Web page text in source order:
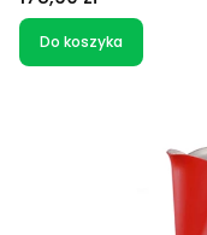
Do koszyka